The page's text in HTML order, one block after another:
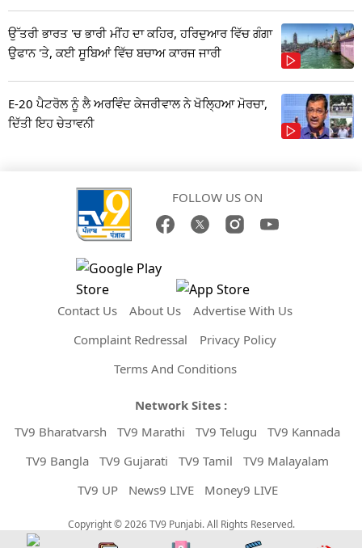
ਉੱਤਰੀ ਭਾਰਤ 'ਚ ਭਾਰੀ ਮੀਂਹ ਦਾ ਕਹਿਰ, ਹਰਿਦੁਆਰ ਵਿੱਚ ਗੰਗਾ
ਉਫਾਨ 'ਤੇ, ਕਈ ਸੂਬਿਆਂ ਵਿੱਚ ਬਚਾਅ ਕਾਰਜ ਜਾਰੀ
E-20 ਪੈਟਰੋਲ ਨੂੰ ਲੈ ਅਰਵਿੰਦ ਕੇਜਰੀਵਾਲ ਨੇ ਖੋਲ੍ਹਿਆ ਮੋਰਚਾ,
ਦਿੱਤੀ ਇਹ ਚੇਤਾਵਨੀ
FOLLOW US ON
Contact Us About Us
Advertise With Us
Complaint Redressal
Privacy Policy
Terms And Conditions
Network Sites :
TV9 Bharatvarsh
TV9 Marathi TV9 Telugu
TV9 Kannada
TV9 Bangla
TV9 Gujarati TV9 Tamil
TV9 Malayalam
TV9 UP
News9 LIVE Money9 LIVE
Copyright © 2026 TV9 Punjabi. All Rights Reserved.